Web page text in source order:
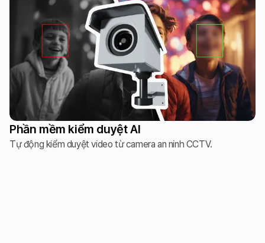
Phần mềm kiểm duyệt AI
Tự động kiểm duyệt video từ camera an ninh CCTV.